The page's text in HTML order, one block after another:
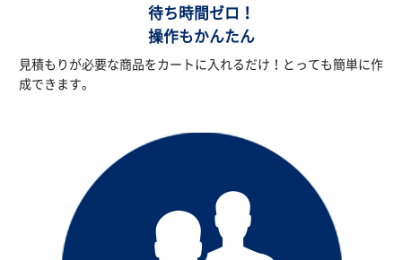
待ち時間ゼロ！
操作もかんたん
見積もりが必要な商品をカートに入れるだけ！とっても簡単に作
成できます。